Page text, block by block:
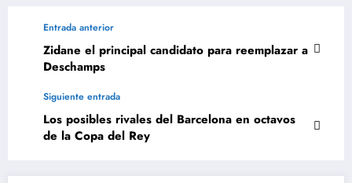
Entrada anterior
Zidane el principal candidato para reemplazar a
Deschamps
Siguiente entrada
Los posibles rivales del Barcelona en octavos
de la Copa del Rey